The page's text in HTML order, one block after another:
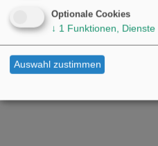
Optionale Cookies
↓ 1 Funktionen, Dienste
Auswahl zustimmen